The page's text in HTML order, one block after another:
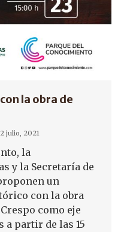
la obra de
julio, 2021
la
y la Secretaría de
un
con la obra
como eje
a partir de las 15